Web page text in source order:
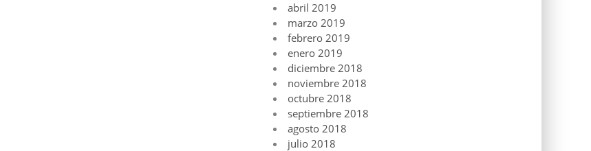
abril 2019
marzo 2019
febrero 2019
enero 2019
diciembre 2018
noviembre 2018
octubre 2018
septiembre 2018
agosto 2018
julio 2018